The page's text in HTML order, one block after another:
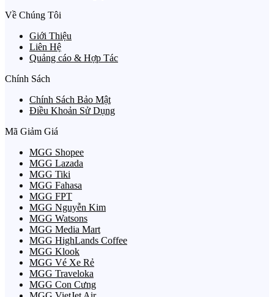
Về Chúng Tôi
Giới Thiệu
Liên Hệ
Quảng cáo & Hợp Tác
Chính Sách
Chính Sách Bảo Mật
Điều Khoản Sử Dụng
Mã Giảm Giá
MGG Shopee
MGG Lazada
MGG Tiki
MGG Fahasa
MGG FPT
MGG Nguyễn Kim
MGG Watsons
MGG Media Mart
MGG HighLands Coffee
MGG Klook
MGG Vé Xe Rẻ
MGG Traveloka
MGG Con Cưng